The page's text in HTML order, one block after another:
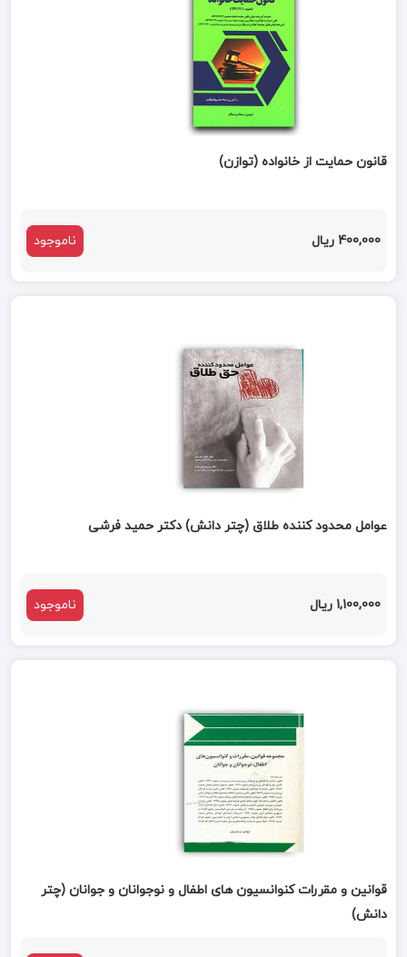
قانون حمایت از خانواده (توازن)
400,000 ریال ناموجود
عوامل محدود کننده طلاق (چتر دانش) دکتر حمید فرشی
1,100,000 ریال ناموجود
قوانین و مقررات کنوانسیون های اطفال و نوجوانان و جوانان (چتر
دانش)